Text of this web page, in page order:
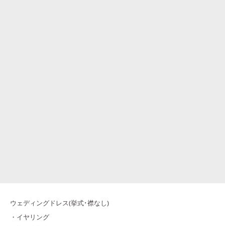
ウェディングドレス(挙式･襟なし)
・イヤリング